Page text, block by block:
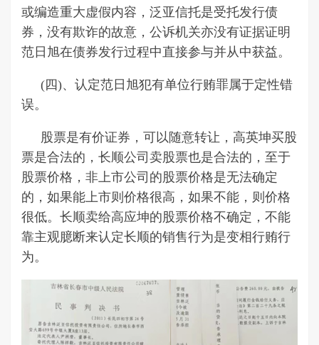
或编造重大虚假内容，泛亚信托是受托发行债
券，没有欺诈的故意，公诉机关亦没有证据证明
范日旭在债券发行过程中直接参与并从中获益。
(四)、认定范日旭犯有单位行贿罪属于定性错
误。
股票是有价证券，可以随意转让，高英坤买股
票是合法的，长顺公司卖股票也是合法的，至于
股票价格，非上市公司的股票价格是无法确定
的，如果能上市则价格很高，如果不能，则价格
很低。长顺卖给高应坤的股票价格不确定，不能
靠主观臆断来认定长顺的销售行为是变相行贿行
为。